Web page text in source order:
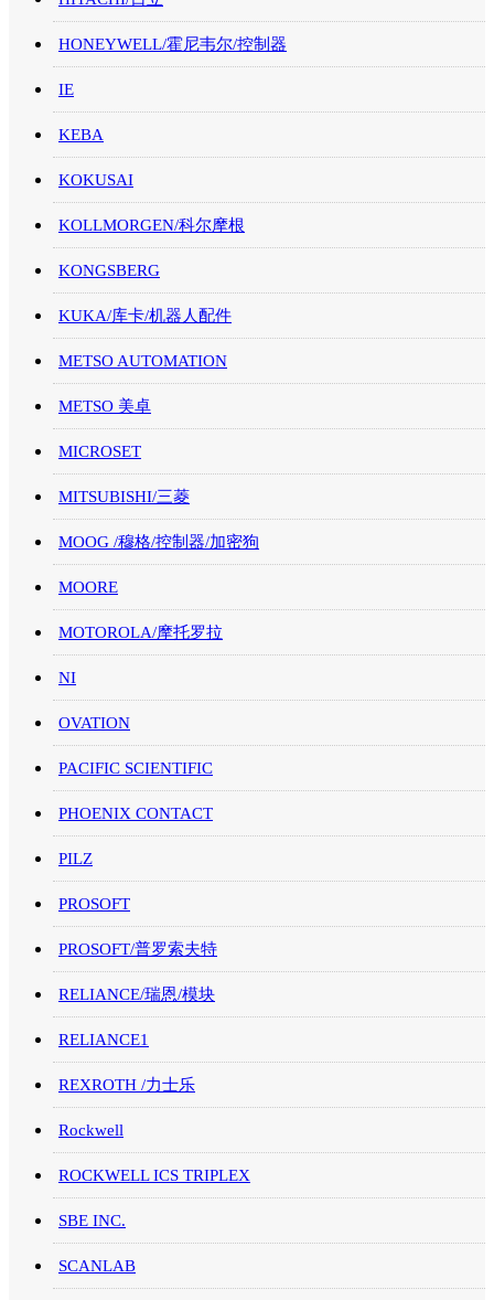
HONEYWELL/霍尼韦尔/控制器
IE
KEBA
KOKUSAI
KOLLMORGEN/科尔摩根
KONGSBERG
KUKA/库卡/机器人配件
METSO AUTOMATION
METSO 美卓
MICROSET
MITSUBISHI/三菱
MOOG /穆格/控制器/加密狗
MOORE
MOTOROLA/摩托罗拉
NI
OVATION
PACIFIC SCIENTIFIC
PHOENIX CONTACT
PILZ
PROSOFT
PROSOFT/普罗索夫特
RELIANCE/瑞恩/模块
RELIANCE1
REXROTH /力士乐
Rockwell
ROCKWELL ICS TRIPLEX
SBE INC.
SCANLAB